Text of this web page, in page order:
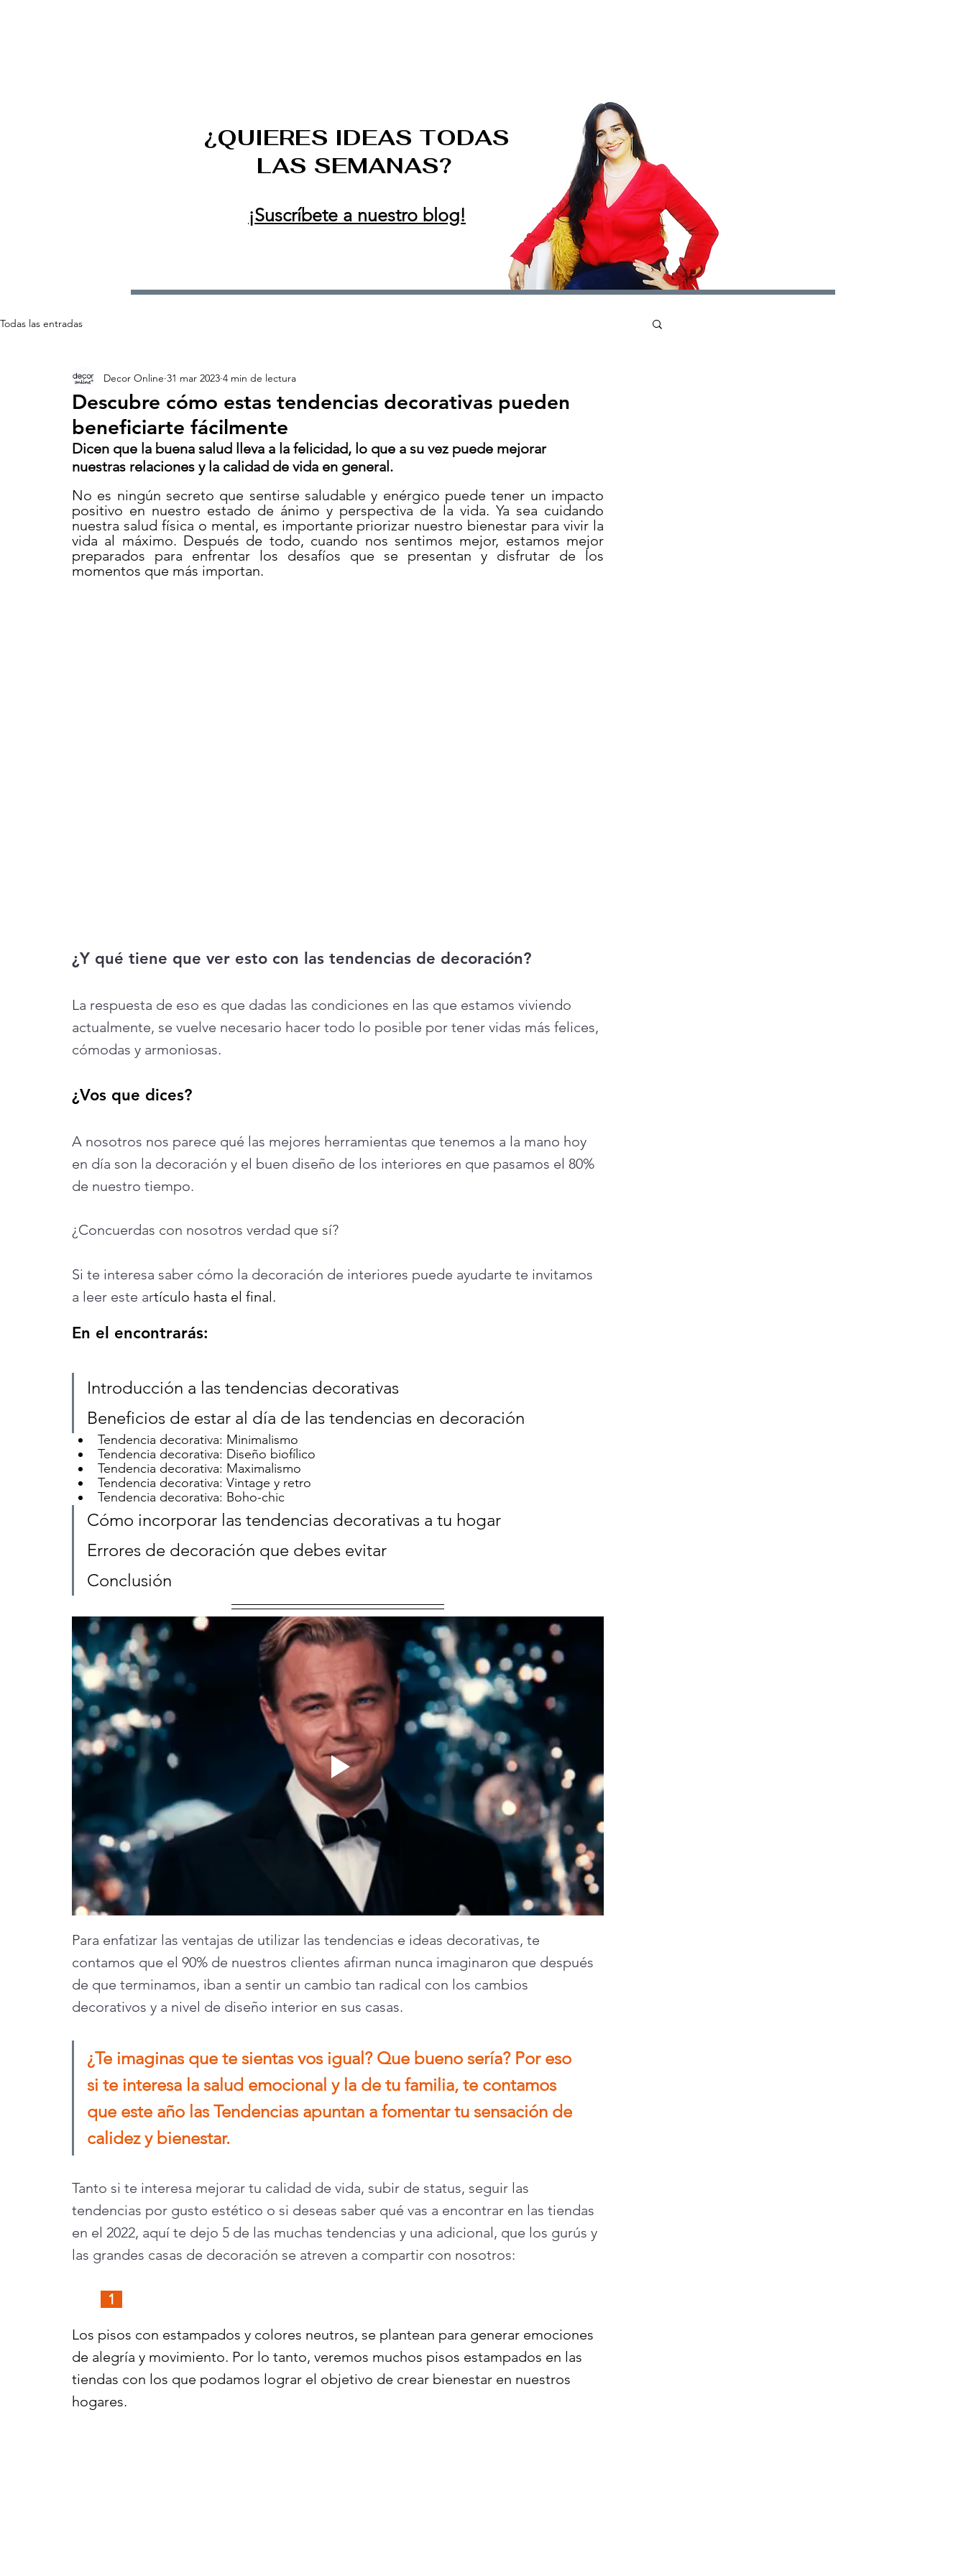
¿QUIERES IDEAS TODAS
LAS SEMANAS?
¡Suscríbete a nuestro blog!
Todas las entradas
Descubre cómo estas tendencias decorativas pueden
beneficiarte fácilmente
Decor Online 31 mar 2023 4 min de lectura
Dicen que la buena salud lleva a la felicidad, lo que a su vez puede mejorar
nuestras relaciones y la calidad de vida en general.
No es ningún secreto que sentirse saludable y enérgico puede tener un impacto
positivo en nuestro estado de ánimo y perspectiva de la vida. Ya sea cuidando
nuestra salud física o mental, es importante priorizar nuestro bienestar para vivir la
vida al máximo. Después de todo, cuando nos sentimos mejor, estamos mejor
preparados para enfrentar los desafíos que se presentan y disfrutar de los
momentos que más importan.
¿Y qué tiene que ver esto con las tendencias de decoración?
La respuesta de eso es que dadas las condiciones en las que estamos viviendo
actualmente, se vuelve necesario hacer todo lo posible por tener vidas más felices,
cómodas y armoniosas.
¿Vos que dices?
A nosotros nos parece qué las mejores herramientas que tenemos a la mano hoy
en día son la decoración y el buen diseño de los interiores en que pasamos el 80%
de nuestro tiempo.
¿Concuerdas con nosotros verdad que sí?
Si te interesa saber cómo la decoración de interiores puede ayudarte te invitamos
a leer este artículo hasta el final.
En el encontrarás:
Introducción a las tendencias decorativas
Beneficios de estar al día de las tendencias en decoración
Tendencia decorativa: Minimalismo
Tendencia decorativa: Diseño biofílico
Tendencia decorativa: Maximalismo
Tendencia decorativa: Vintage y retro
Tendencia decorativa: Boho-chic
Cómo incorporar las tendencias decorativas a tu hogar
Errores de decoración que debes evitar
Conclusión
Para enfatizar las ventajas de utilizar las tendencias e ideas decorativas, te
contamos que el 90% de nuestros clientes afirman nunca imaginaron que después
de que terminamos, iban a sentir un cambio tan radical con los cambios
decorativos y a nivel de diseño interior en sus casas.
¿Te imaginas que te sientas vos igual? Que bueno sería? Por eso
si te interesa la salud emocional y la de tu familia, te contamos
que este año las Tendencias apuntan a fomentar tu sensación de
calidez y bienestar.
Tanto si te interesa mejorar tu calidad de vida, subir de status, seguir las
tendencias por gusto estético o si deseas saber qué vas a encontrar en las tiendas
en el 2022, aquí te dejo 5 de las muchas tendencias y una adicional, que los gurús y
las grandes casas de decoración se atreven a compartir con nosotros:
  1
Los pisos con estampados y colores neutros, se plantean para generar emociones
de alegría y movimiento. Por lo tanto, veremos muchos pisos estampados en las
tiendas con los que podamos lograr el objetivo de crear bienestar en nuestros
hogares.